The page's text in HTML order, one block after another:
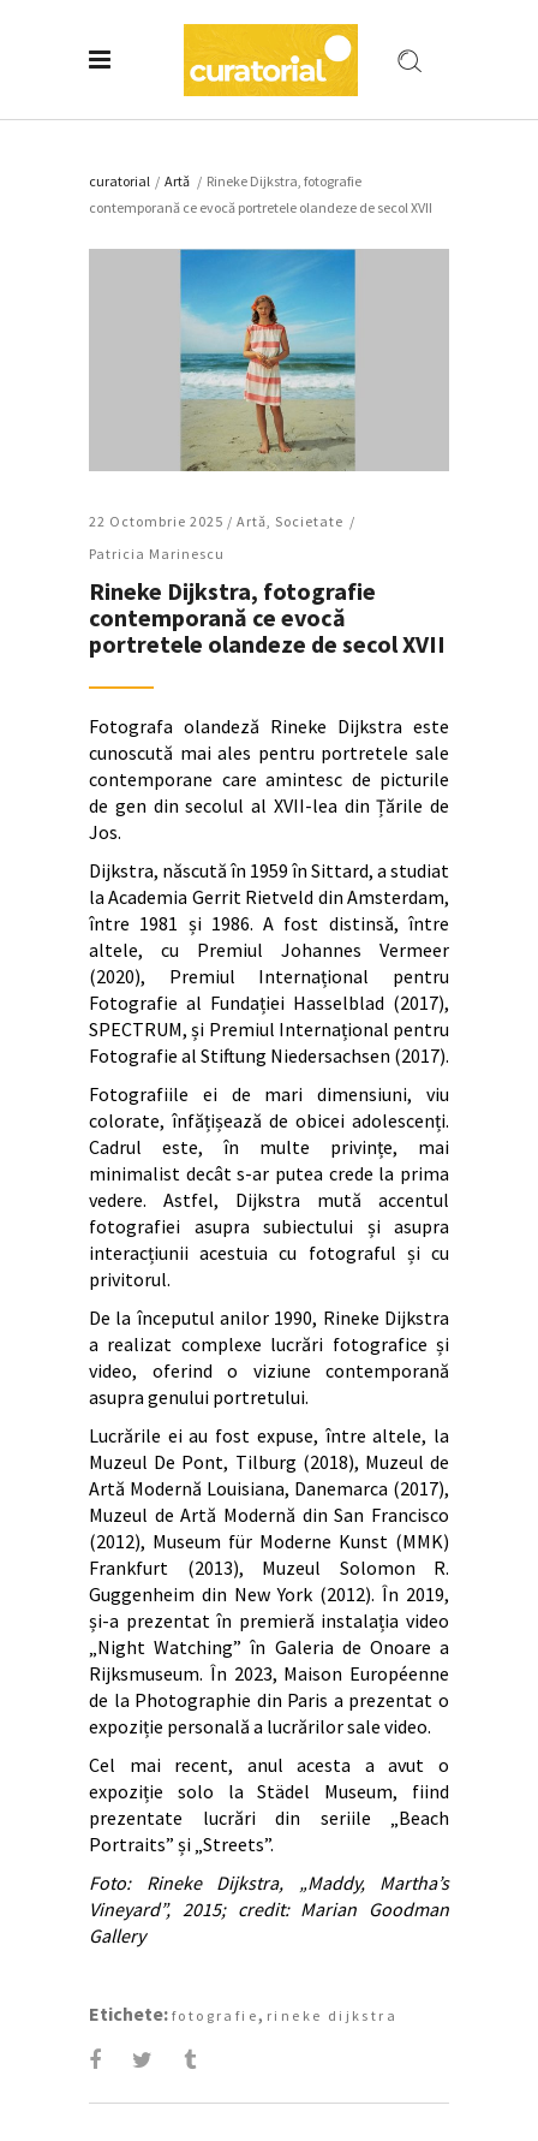
curatorial / Artǎ / Rineke Dijkstra, fotografie
contemporană ce evocă portretele olandeze de secol XVII
22 Octombrie 2025 / Artǎ Societate
Patricia Marinescu
Rineke Dijkstra, fotografie
contemporană ce evocă
portretele olandeze de secol XVII
Fotografa olandeză Rineke Dijkstra este
cunoscută mai ales pentru portretele sale
contemporane care amintesc de picturile
de gen din secolul al XVII-lea din Țările de
Jos.
Dijkstra, născută în 1959 în Sittard, a studiat
la Academia Gerrit Rietveld din Amsterdam,
între 1981 și 1986. A fost distinsă, între
altele, cu Premiul Johannes Vermeer
(2020), Premiul Internațional pentru
Fotografie al Fundației Hasselblad (2017),
SPECTRUM, și Premiul Internațional pentru
Fotografie al Stiftung Niedersachsen (2017).
Fotografiile ei de mari dimensiuni, viu
colorate, înfățișează de obicei adolescenți.
Cadrul este, în multe privințe, mai
minimalist decât s-ar putea crede la prima
vedere. Astfel, Dijkstra mută accentul
fotografiei asupra subiectului și asupra
interacțiunii acestuia cu fotograful și cu
privitorul.
De la începutul anilor 1990, Rineke Dijkstra
a realizat complexe lucrări fotografice și
video, oferind o viziune contemporană
asupra genului portretului.
Lucrările ei au fost expuse, între altele, la
Muzeul De Pont, Tilburg (2018), Muzeul de
Artă Modernă Louisiana, Danemarca (2017),
Muzeul de Artă Modernă din San Francisco
(2012), Museum für Moderne Kunst (MMK)
Frankfurt (2013), Muzeul Solomon R.
Guggenheim din New York (2012). În 2019,
și-a prezentat în premieră instalația video
„Night Watching” în Galeria de Onoare a
Rijksmuseum. În 2023, Maison Européenne
de la Photographie din Paris a prezentat o
expoziție personală a lucrărilor sale video.
Cel mai recent, anul acesta a avut o
expoziție solo la Städel Museum, fiind
prezentate lucrări din seriile „Beach
Portraits” și „Streets”.
Foto: Rineke Dijkstra, „Maddy, Martha’s
Vineyard”, 2015; credit: Marian Goodman
Gallery
Etichete: fotografie , rineke dijkstra